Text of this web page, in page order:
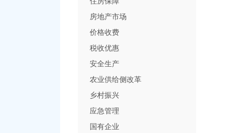
房地产市场
价格收费
税收优惠
安全生产
农业供给侧改革
乡村振兴
应急管理
国有企业